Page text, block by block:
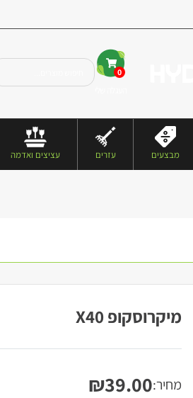
0
מבצעים עזרים עציצים ואדמה
מיקרוסקופ X40
מחיר: ₪39.00